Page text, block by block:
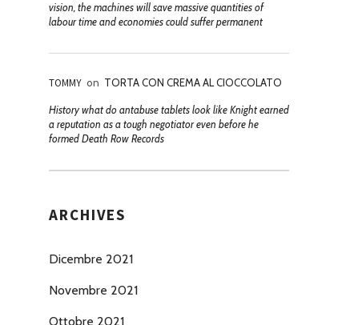
vision, the machines will save massive quantities of
labour time and economies could suffer permanent
TOMMY on TORTA CON CREMA AL CIOCCOLATO
History what do antabuse tablets look like Knight earned
a reputation as a tough negotiator even before he
formed Death Row Records
ARCHIVES
Dicembre 2021
Novembre 2021
Ottobre 2021